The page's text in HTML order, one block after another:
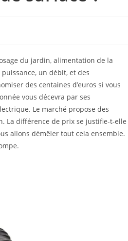
du jardin, alimentation de la
un débit, et des
des centaines d’euros si vous
vous décevra par ses
Le marché propose des
La différence de prix se justifie-t-elle
allons démêler tout cela ensemble.